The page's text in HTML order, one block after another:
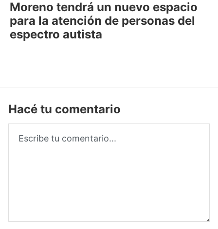
Moreno tendrá un nuevo espacio
para la atención de personas del
espectro autista
Hacé tu comentario